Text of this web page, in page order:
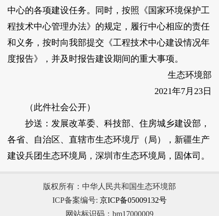
中心的各项建设任务。同时，按照《国家环境保护工
程技术中心管理办法》的规定，履行中心相应的责任
和义务，按时向我部提交《工程技术中心建设情况年
度报告》，并及时报告建设期间的重大事项。
生态环境部
2021年7月23日
（此件社会公开）
抄送：发展改革委、科技部、住房城乡建设部，
各省、自治区、直辖市生态环境厅（局），新疆生产
建设兵团生态环境局，深圳市生态环境局，固体司。
版权所有：中华人民共和国生态环境部
ICP备案编号: 京ICP备05009132号
网站标识码：bm17000009